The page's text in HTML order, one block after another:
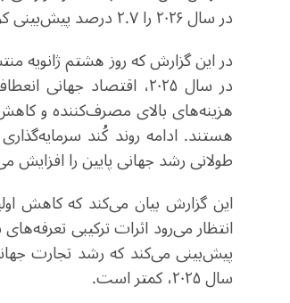
در سال ۲۰۲۶ را ۲.۷ درصد پیش‌بینی کرد که کمی کمتر از نرخ رشد تخمینی ۲.۸ درصد در سال ۲۰۲۵ است.
در این گزارش که روز هشتم ژانویه
در سال ۲۰۲۵، اقتصاد
هزینه‌های بالای مصرف‌کننده و
هستند. ادامه روند کُند
طولانی رشد جهانی پایین را افزایش
این گزارش بیان می‌کند که کاهش
سال ۲۰۲۵، کمتر است.